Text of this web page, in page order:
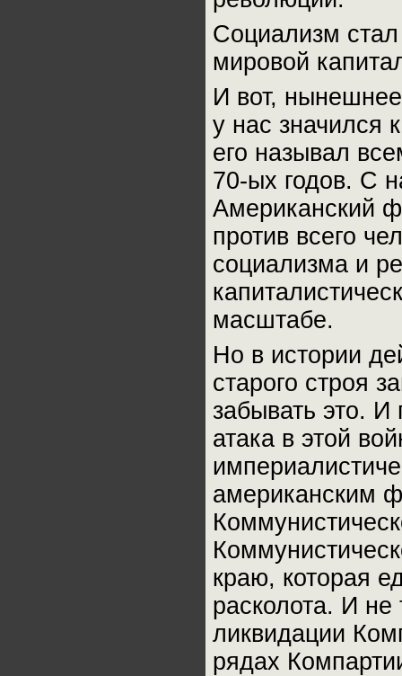
Социализм
мировой
И вот, нынешнее
у нас значился
его называл
70-ых годов. С
Американский
против всего
социализма и
масштабе.
Но в истории
старого строя
забывать это. И
атака в этой
американским
краю, которая
расколота. И не
ликвидации
рядах